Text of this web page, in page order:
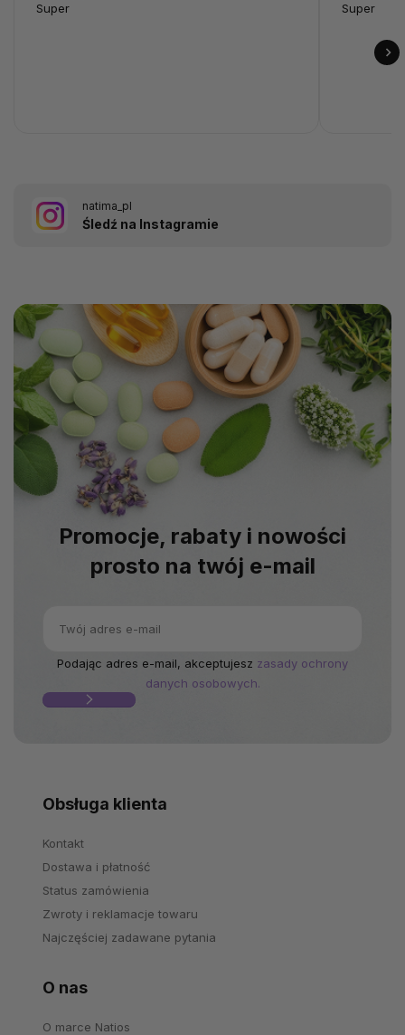
Super Super
natima_pl
Śledź na Instagramie
Promocje, rabaty i nowości
prosto na twój e-mail
Podając adres e-mail, akceptujesz zasady ochrony
danych osobowych.
Obsługa klienta
Kontakt
Dostawa i płatność
Status zamówienia
Zwroty i reklamacje towaru
Najczęściej zadawane pytania
O nas
O marce Natios